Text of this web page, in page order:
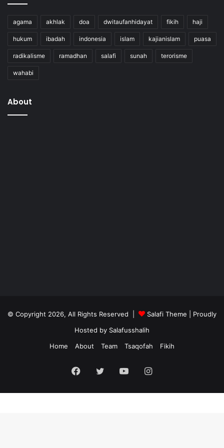
agama akhlak doa dwitaufanhidayat fikih haji
hukum ibadah indonesia islam kajianislam puasa
radikalisme ramadhan salafi sunah terorisme
wahabi
About
© Copyright 2026, All Rights Reserved | Salafi Theme | Proudly
Hosted by Salafusshalih
Home
About Team Tsaqofah Fikih
Facebook
Twitter YouTubeInstagram